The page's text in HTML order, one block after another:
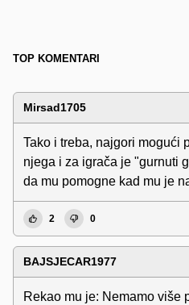
TOP KOMENTARI
Mirsad1705
Tako i treba, najgori mogući
njega i za igrača je "gurnuti
da mu pomogne kad mu je
2 0
BAJSJECAR1977
Rekao mu je: Nemamo više